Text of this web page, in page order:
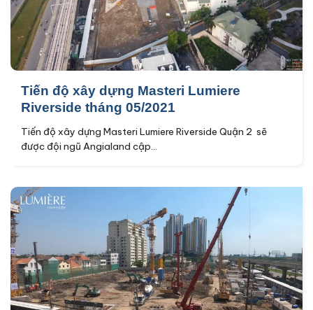
Tiến độ xây dựng Masteri Lumiere
Riverside tháng 05/2021
Tiến độ xây dựng Masteri Lumiere Riverside Quận 2 sẽ
được đội ngũ Angialand cập...